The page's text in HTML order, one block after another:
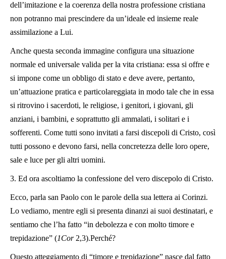
dell’imitazione e la coerenza della nostra professione cristiana
non potranno mai prescindere da un’ideale ed insieme reale
assimilazione a Lui.
Anche questa seconda immagine configura una situazione
normale ed universale valida per la vita cristiana: essa si offre e
si impone come un obbligo di stato e deve avere, pertanto,
un’attuazione pratica e particolareggiata in modo tale che in essa
si ritrovino i sacerdoti, le religiose, i genitori, i giovani, gli
anziani, i bambini, e soprattutto gli ammalati, i solitari e i
sofferenti. Come tutti sono invitati a farsi discepoli di Cristo, così
tutti possono e devono farsi, nella concretezza delle loro opere,
sale e luce per gli altri uomini.
3. Ed ora ascoltiamo la confessione del vero discepolo di Cristo.
Ecco, parla san Paolo con le parole della sua lettera ai Corinzi.
Lo vediamo, mentre egli si presenta dinanzi ai suoi destinatari, e
sentiamo che l’ha fatto “in debolezza e con molto timore e
trepidazione” (1Cor2,3).Perché?
Questo atteggiamento di “timore e trepidazione” nasce dal fatto